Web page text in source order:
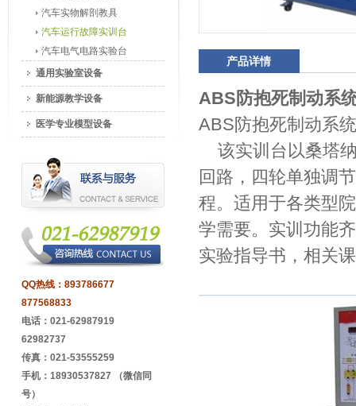
产品详情
ABS防抱死制动系
ABS防抱死制动系
该实训台以桑塔
回路，四轮单独调
程。适用于各类型
学需要。实训功能
实验指导书，相关
汽车实物解剖教具
汽车运行故障实训台
汽车电气电路实验台
通用实验室设备
新能源教学设备
医学专业模型设备
QQ热线： 893786677
877568833
电话：021-62987919
62982737
传真：021-53555259
手机：18930537827 （微信同
号）